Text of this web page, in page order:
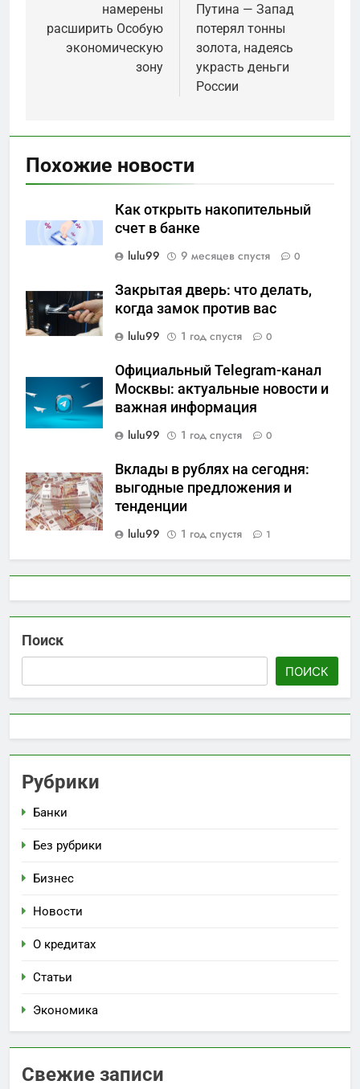
записям
намерены
расширить Особую
экономическую
зону
Путина — Запад
потерял тонны
золота, надеясь
украсть деньги
России
Похожие новости
Как открыть накопительный
счет в банке
lulu99
9 месяцев спустя 0
Закрытая дверь: что делать,
когда замок против вас
lulu99
1 год спустя 0
Официальный Telegram-канал
Москвы: актуальные новости и
важная информация
lulu99
1 год спустя 0
Вклады в рублях на сегодня:
выгодные предложения и
тенденции
lulu99
1 год спустя 1
Поиск
ПОИСК
Рубрики
Банки
Без рубрики
Бизнес
Новости
О кредитах
Статьи
Экономика
Свежие записи